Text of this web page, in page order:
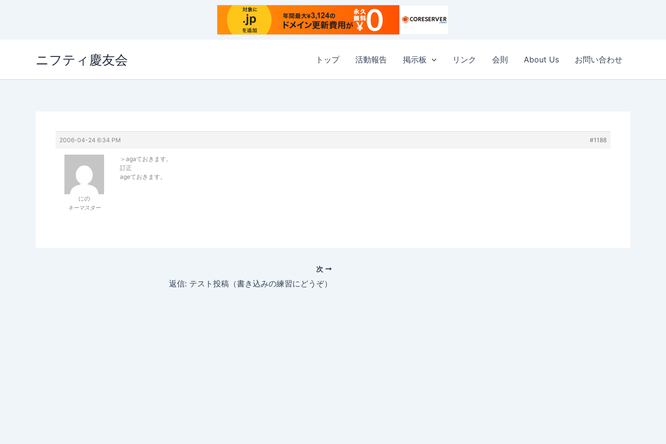
ニフティ慶友会 トップ 活動報告 掲示板 リンク 会則 About Us お問い合わせ
2006-04-24 6:34 PM #1188
にの
キーマスター
＞agaておきます。
訂正
ageておきます。
次
返信: テスト投稿（書き込みの練習にどうぞ）